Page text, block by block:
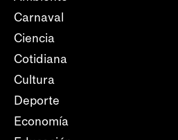
Carnaval
Ciencia
Cotidiana
Cultura
Deporte
Economía